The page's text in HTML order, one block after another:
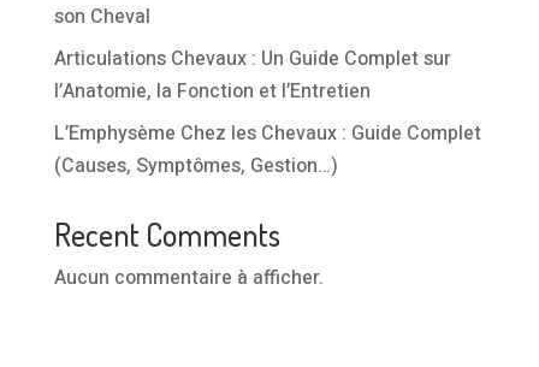
son Cheval
Articulations Chevaux : Un Guide Complet sur
l’Anatomie, la Fonction et l’Entretien
L’Emphysème Chez les Chevaux : Guide Complet
(Causes, Symptômes, Gestion…)
Recent Comments
Aucun commentaire à afficher.